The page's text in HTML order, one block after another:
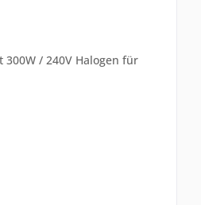
300W / 240V Halogen für